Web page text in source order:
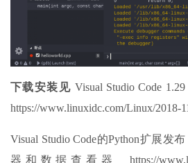
下载安装见 Visual Studio Code
https://www.linuxidc.com/Linux/2018-
Visual Studio Code的Python扩展发
器和数据查看器 https://